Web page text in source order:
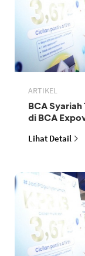
ARTIKEL
BCA
di BCA
Lihat Detail